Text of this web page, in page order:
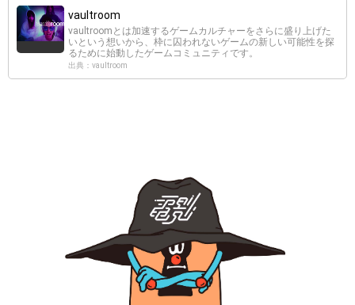
vaultroom
vaultroomとは加速するゲームカルチャーをさらに盛り上げた
いという想いから、枠に囚われないゲームの新しい可能性を探
るために始動したゲームコミュニティです。
出典：vaultroom